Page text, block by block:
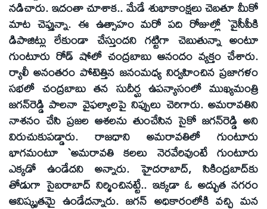
నడిచారు. ఇదంతా చూశాక.. మేడే శుభాకాంక్షలు చెబతూ మీకో
మాట చెప్తున్నా. ఈ ఉత్సాహం మరో పది రోజుల్లో `వైసీపీకి
డిపాజిట్లు లేకుండా చేస్తుందని గట్టిగా చెబుతున్నా అంటూ
గుంటూరు రోడ్‌ షోలో చంద్రబాబు ఆనందం వ్యక్తం చేశారు.
ర్యాలీ అనంతరం పోటెత్తిన జనంమధ్య నిర్వహించిన ప్రజాగళం
సభలో చంద్రబాబు తన సుదీర్ఘ ఉపన్యాసంలో ముఖ్యమంత్రి
జగన్‌రెడ్డి పాలనా వైఫల్యాలపై నిప్పులు చెరిగారు. అమరావతిని
నాశనం చేసి ప్రజల ఆశలను తుంచేసిన సైకో జగన్‌రెడ్డి అని
విరుచుకుపడ్డారు. రాజధాని అమరావతిలో గుంటూరు
భాగమంటూ `అమరావతి కలలు నెరవేరివుంటే గుంటూరు
ఎక్కడో ఉండేదని అన్నారు. హైదరాబాద్‌, సికింద్రబాద్‌కు
తోడుగా సైబరాబాద్‌ నిర్మించినట్టే.. ఇక్కడా ఓ అద్భుత నగరం
ఆవిష్కృతమై ఉండేదన్నారు. జగన్‌ అధికారంలోకి వచ్చి మన